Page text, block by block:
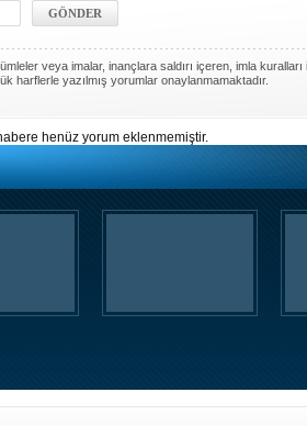
veya imalar, inançlara saldırı içeren, imla kuralları
harflerle yazılmış yorumlar onaylanmamaktadır.
henüz yorum eklenmemiştir.